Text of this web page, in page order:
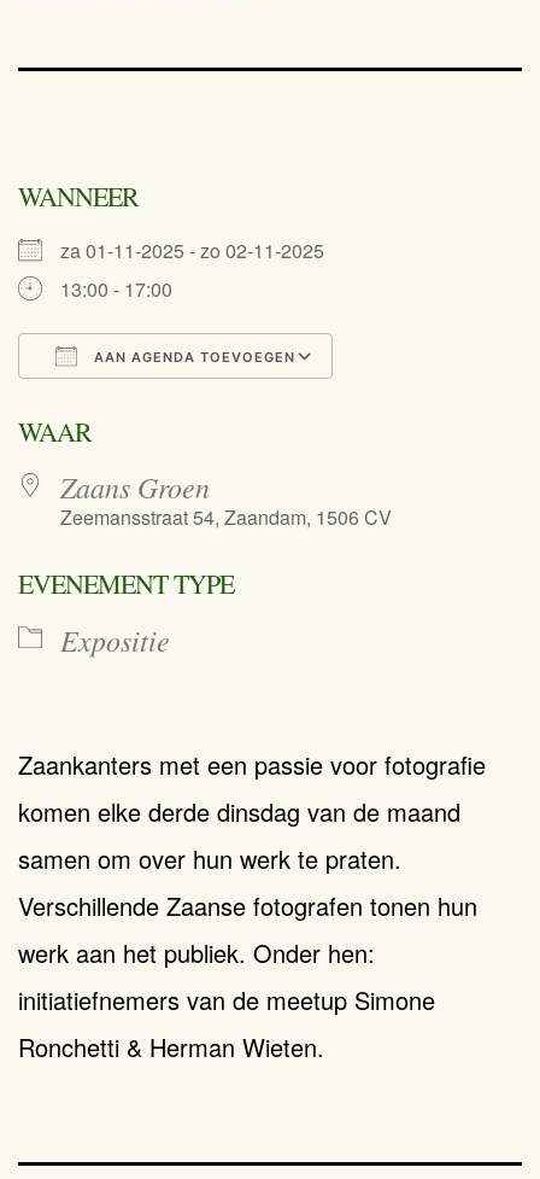
WANNEER
za 01-11-2025 - zo 02-11-2025
13:00 - 17:00
AAN AGENDA TOEVOEGEN
WAAR
Zaans Groen
Zeemansstraat 54, Zaandam, 1506 CV
EVENEMENT TYPE
Expositie
Zaankanters met een passie voor fotografie
komen elke derde dinsdag van de maand
samen om over hun werk te praten.
Verschillende Zaanse fotografen tonen hun
werk aan het publiek. Onder hen:
initiatiefnemers van de meetup Simone
Ronchetti & Herman Wieten.